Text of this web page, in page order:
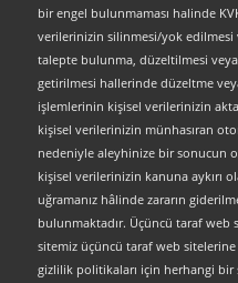
bir engel bulunmaması halinde
verilerinizin silinmesi/yok
talepte bulunma, düzeltilmesi
getirilmesi hallerinde düzeltme
işlemlerinin kişisel verilerinizin
kişisel verilerinizin münhasıran
nedeniyle aleyhinize bir sonucun
kişisel verilerinizin kanuna aykırı
uğramanız hâlinde zararın
bulunmaktadır. Üçüncü taraf web
sitemiz üçüncü taraf web
gizlilik politikaları için herhangi